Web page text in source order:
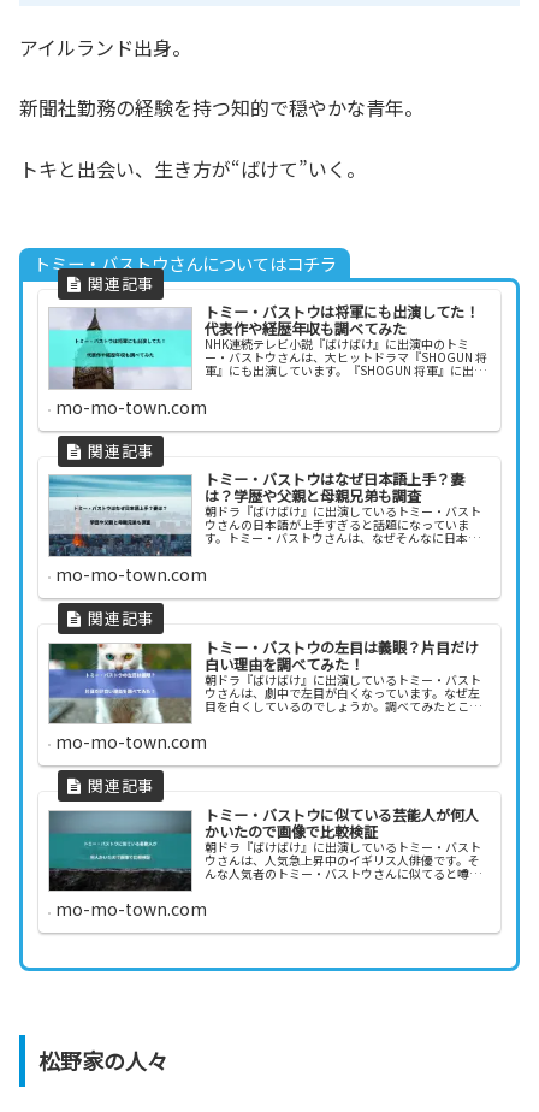
アイルランド出身。
新聞社勤務の経験を持つ知的で穏やかな青年。
トキと出会い、生き方が“ばけて”いく。
トミー・バストウさんについてはコチラ
トミー・バストウは将軍にも出演してた！
代表作や経歴年収も調べてみた
NHK連続テレビ小説『ばけばけ』に出演中のトミ
ー・バストウさんは、大ヒットドラマ『SHOGUN 将
軍』にも出演しています。『SHOGUN 将軍』に出演
mo-mo-town.com
トミー・バストウはなぜ日本語上手？妻
は？学歴や父親と母親兄弟も調査
朝ドラ『ばけばけ』に出演しているトミー・バスト
ウさんの日本語が上手すぎると話題になっていま
す。トミー・バストウさんは、なぜそんなに日本語
もしくは熱愛...
mo-mo-town.com
トミー・バストウの左目は義眼？片目だけ
白い理由を調べてみた！
朝ドラ『ばけばけ』に出演しているトミー・バスト
ウさんは、劇中で左目が白くなっています。なぜ左
目を白くしているのでしょうか。調べてみたとこ
ろ、トミー・バストウさんの忠実な役作りが見えて
左目が白い理...
mo-mo-town.com
トミー・バストウに似ている芸能人が何人
かいたので画像で比較検証
朝ドラ『ばけばけ』に出演しているトミー・バスト
ウさんは、人気急上昇中のイギリス人俳優です。そ
んな人気者のトミー・バストウさんに似てると噂に
に似てるの...
mo-mo-town.com
松野家の人々